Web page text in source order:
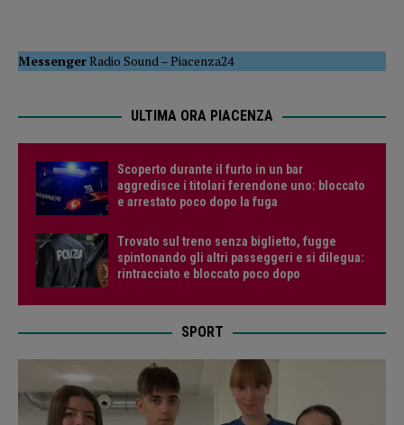
MessengerRadio Sound–Piacenza24
ULTIMA ORA PIACENZA
Scoperto durante il furto in un bar
aggredisce i titolari ferendone uno: bloccato
e arrestato poco dopo la fuga
Trovato sul treno senza biglietto, fugge
spintonando gli altri passeggeri e si dilegua:
rintracciato e bloccato poco dopo
SPORT